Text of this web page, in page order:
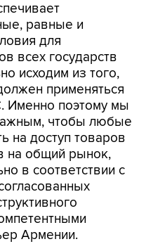
равные и
для
всех государств
исходим из того,
применяться
Именно поэтому мы
чтобы любые
на доступ товаров
на общий рынок,
в соответствии с
Армении.